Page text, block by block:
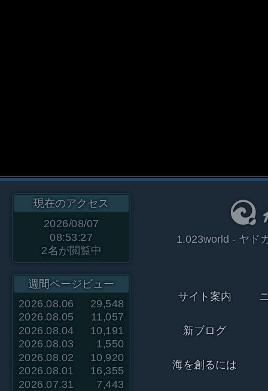
現在のアクセス
2026/08/07
08:53:27
2名が閲覧中
週間ページビュー
2026.08.06
29,548
2026.08.05
11,057
2026.08.04
10,191
2026.08.03
1,550
2026.08.02
10,920
2026.08.01
16,355
2026.07.31
7,443
1.023world - ヤド
サイト案内
新ブログ
海を創るには